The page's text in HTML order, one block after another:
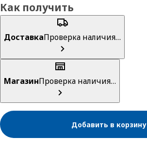
Как получить
ДоставкаПроверка наличия…
МагазинПроверка наличия…
Добавить в корзину